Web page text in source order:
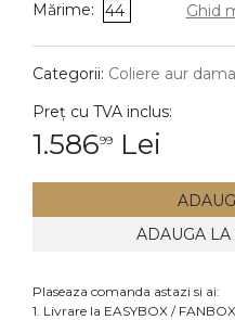
DIAMANTE
Cercei
Accesorii
Mărime: 44 Ghid
Categorii: Coliere aur dama
Preț cu TVA inclus:
1.58699 Lei
ADAUGA LA
Plaseaza comanda astazi si ai:
1. Livrare la EASYBOX /